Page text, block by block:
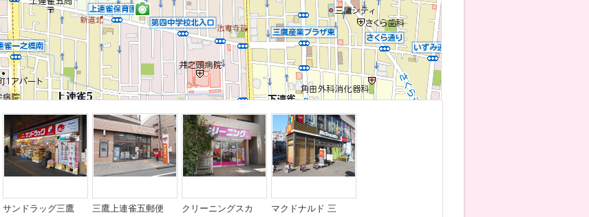
サンドラッグ三鷹
三鷹上連雀五郵便
クリーニングスカ
マクドナルド 三